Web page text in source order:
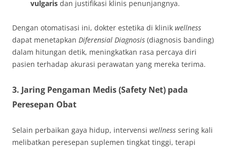
vulgaris dan justifikasi klinis penunjangnya.
Dengan otomatisasi ini, dokter estetika di klinik wellness
dapat menetapkan Diferensial Diagnosis (diagnosis banding)
dalam hitungan detik, meningkatkan rasa percaya diri
pasien terhadap akurasi perawatan yang mereka terima.
3. Jaring Pengaman Medis (Safety Net) pada
Peresepan Obat
Selain perbaikan gaya hidup, intervensi wellness sering kali
melibatkan peresepan suplemen tingkat tinggi, terapi